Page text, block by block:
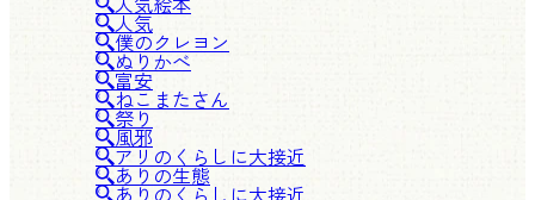
人気
僕のクレヨン
ぬりかべ
富安
ねこまたさん
祭り
風邪
アリのくらしに大接近
ありの生態